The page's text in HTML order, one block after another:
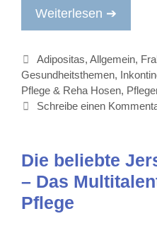
Weiterlesen ➔
Kategorien
Adipositas,Allgemein,
Gesundheitsthemen,
Pflege & Reha Hosen,
Schreibe einen
Die beliebte
– Das
Pflege